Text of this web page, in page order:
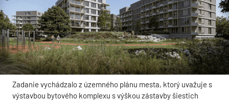
Zadanie vychádzalo z územného plánu mesta, ktorý uvažuje s
výstavbou bytového komplexu s výškou zástavby šiestich